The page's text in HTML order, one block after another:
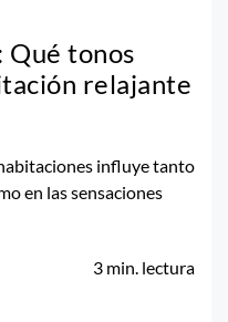
Qué tonos
relajante
influye tanto
en las sensaciones
3 min. lectura